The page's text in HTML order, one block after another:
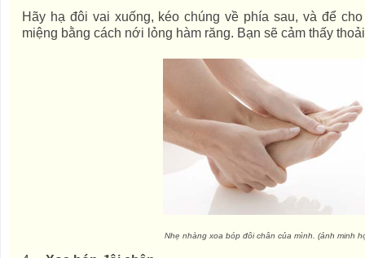
Hãy hạ đôi vai xuống, kéo chúng về phía sau, và để
miệng bằng cách nới lỏng hàm răng. Bạn sẽ cảm thấy
Nhẹ nhàng xoa bóp đôi chân của mình. (ảnh minh